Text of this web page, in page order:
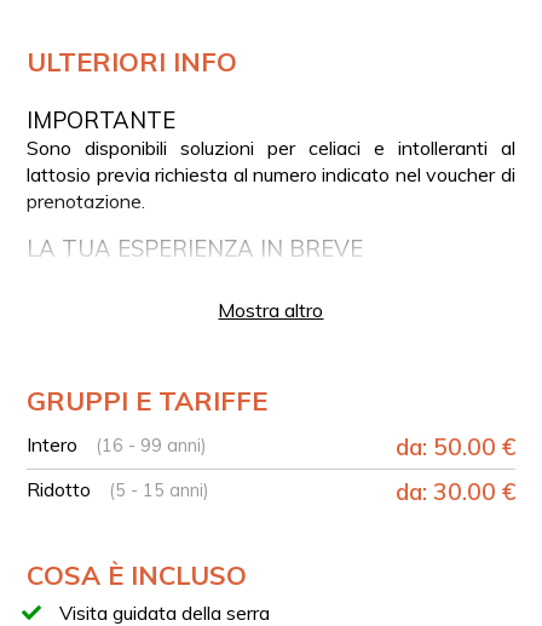
ULTERIORI INFO
IMPORTANTE
Sono disponibili soluzioni per celiaci e intolleranti al
lattosio previa richiesta al numero indicato nel voucher di
prenotazione.
LA TUA ESPERIENZA IN BREVE
Incontro con l’agricoltore
Scoperta delle fasi di crescita delle colture
Approfondimento su irrigazione e periodi di semina
Workshop pratico con realizzazione della propria
disponibilità
Aperitivo finale con pizza al trancio e bevanda inclusa
Mostra altro
GRUPPI E TARIFFE
Intero (16 - 99 anni) da: 50.00 €
Ridotto (5 - 15 anni) da: 30.00 €
COSA È INCLUSO
Visita guidata della serra